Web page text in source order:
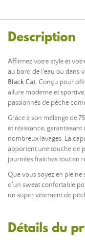
Description
Affirmez votre style et
au bord de l’eau ou dans
Black Cat. Conçu pour
allure moderne et
passionnés de pêche
Grâce à son mélange de
et résistance,
nombreux lavages. La
apportent une touche de
journées fraîches tout en
Que vous soyez en
d’un sweat confortable
un super vêtement de
Détails du